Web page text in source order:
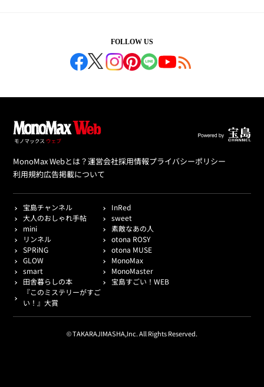
FOLLOW US
MonoMax Webとは？運営会社採用情報プライバシーポリシー
利用規約広告掲載について
宝島チャンネル
InRed
大人のおしゃれ手帖
sweet
mini
素敵なあの人
リンネル
otona ROSY
SPRiNG
otona MUSE
GLOW
MonoMax
smart
MonoMaster
田舎暮らしの本
宝島すごい！WEB
『このミステリーがすご
い！』大賞
© TAKARAJIMASHA,Inc. All Rights Reserved.